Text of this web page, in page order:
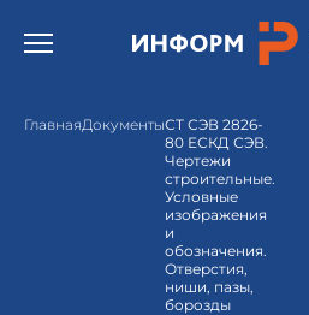
Открыть бургер меню.
ГлавнаяДокументыСТ СЭВ 2826-
80 ЕСКД СЭВ.
Чертежи
строительные.
Условные
изображения
и
обозначения.
Отверстия,
ниши, пазы,
борозды